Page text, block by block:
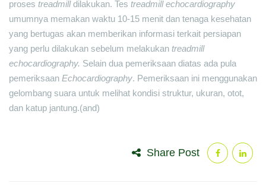
proses treadmilldilakukan. Tes treadmill echocardiography
umumnya memakan waktu 10-15 menit dan tenaga kesehatan
yang bertugas akan memberikan informasi terkait persiapan
yang perlu dilakukan sebelum melakukan treadmill
echocardiography. Selain dua pemeriksaan diatas ada pula
pemeriksaan Echocardiography. Pemeriksaan ini menggunakan
gelombang suara untuk melihat kondisi struktur, ukuran, otot,
dan katup jantung.(and)
Share Post